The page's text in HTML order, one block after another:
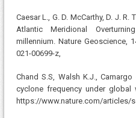
Caesar L., G. D. McCarthy, D. J. R.
Atlantic Meridional
millennium. Nature Geoscience,
021-00699-z,
Chand S.S, Walsh K.J.,
cyclone frequency under
https://www.nature.com/articles/